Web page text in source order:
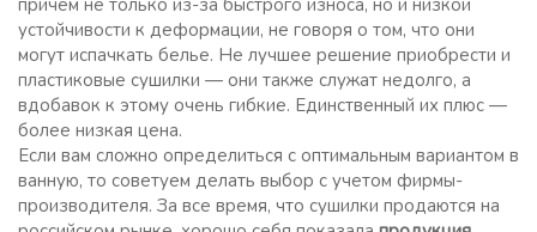
причём не только из-за быстрого износа, но и низкой
устойчивости к деформации, не говоря о том, что они
могут испачкать белье. Не лучшее решение приобрести и
пластиковые сушилки — они также служат недолго, а
вдобавок к этому очень гибкие. Единственный их плюс —
более низкая цена.
Если вам сложно определиться с оптимальным вариантом в
ванную, то советуем делать выбор с учетом фирмы-
производителя. За все время, что сушилки продаются на